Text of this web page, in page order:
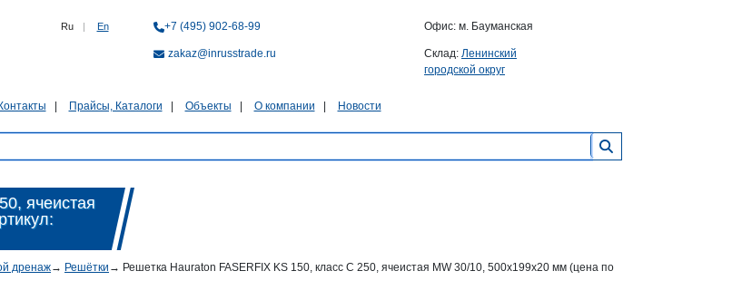
Ru | En +7 (495) 902-68-99
zakaz@inrusstrade.ru
Офис: м. Бауманская
Склад: Ленинский
городской округ
Контакты Прайсы, Каталоги Объекты О компании Новости
ячеистая
дренаж→ Решётки → Решетка Hauraton FASERFIX KS 150, класс C 250, ячеистая MW 30/10, 500x199x20 мм (цена по